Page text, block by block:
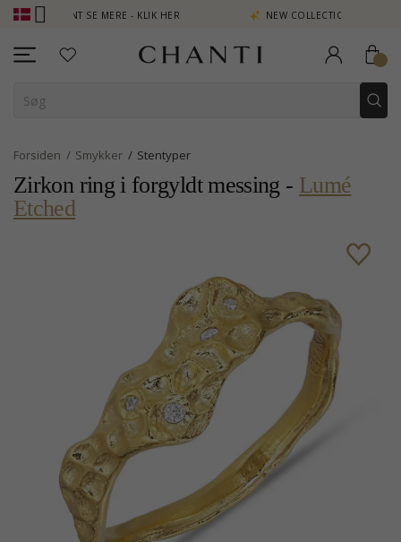
SE MERE - KLIK HER NEW COLLECTION | AURA
Forsiden Smykker Stentyper
Zirkon ring i forgyldt messing - Lumé
Etched